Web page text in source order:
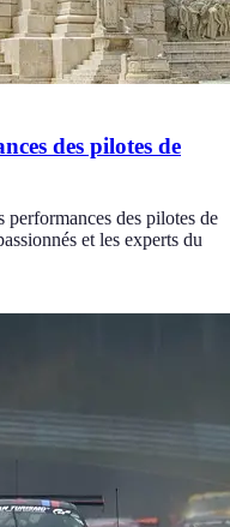
des pilotes de
performances des pilotes de
et les experts du